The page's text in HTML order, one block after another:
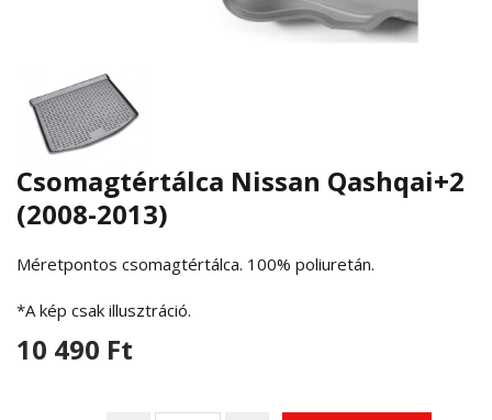
Csomagtértálca Nissan Qashqai+2
(2008-2013)
Méretpontos csomagtértálca. ​​​​​​​100% poliuretán.
*A kép csak illusztráció.
10 490 Ft